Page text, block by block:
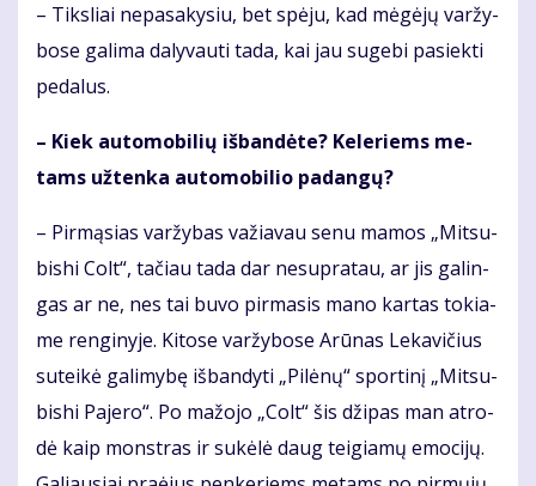
– Tiks­liai ne­pa­sa­ky­siu, bet spė­ju, kad mė­gė­jų var­žy­
bo­se ga­li­ma da­ly­vau­ti ta­da, kai jau su­ge­bi pa­siek­ti
pe­da­lus.
– Kiek au­to­mo­bi­lių iš­ban­dė­te? Ke­le­riems me­
tams už­ten­ka au­to­mo­bi­lio pa­dan­gų?
– Pir­mą­sias var­žy­bas va­žia­vau se­nu ma­mos „Mit­su­
bis­hi Colt“, ta­čiau ta­da dar ne­su­pra­tau, ar jis ga­lin­
gas ar ne, nes tai bu­vo pir­ma­sis ma­no kar­tas to­kia­
me ren­gi­ny­je. Ki­to­se var­žy­bo­se Arū­nas Le­ka­vi­čius
su­tei­kė ga­li­my­bę iš­ban­dy­ti „Pi­lė­nų“ spor­ti­nį „Mit­su­
bis­hi Pa­je­ro“. Po ma­žo­jo „Colt“ šis dži­pas man at­ro­
dė kaip monst­ras ir su­kė­lė daug tei­gia­mų emo­ci­jų.